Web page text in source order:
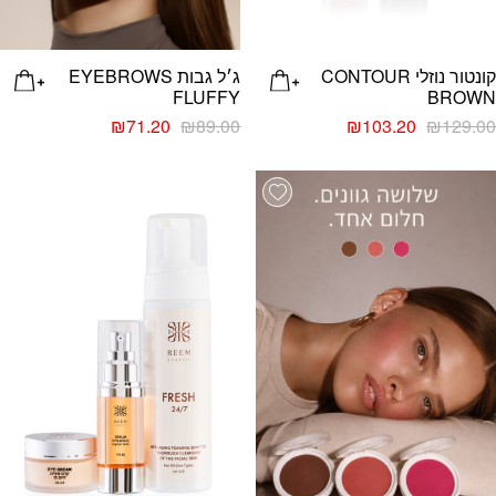
קונטור נוזלי CONTOUR
BROWN
₪129.00
₪103.20
ג׳ל גבות EYEBROWS
FLUFFY
₪89.00
₪71.20
Add wishlist